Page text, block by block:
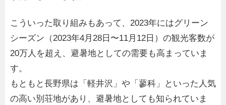
こういった取り組みもあって、2023年にはグリーン
シーズン（2023年4月28日〜11月12日）の観光客数が
20万人を超え、避暑地としての需要も高まっていま
す。
もともと長野県は「軽井沢」や「蓼科」といった人気
の高い別荘地があり、避暑地としても知られていま